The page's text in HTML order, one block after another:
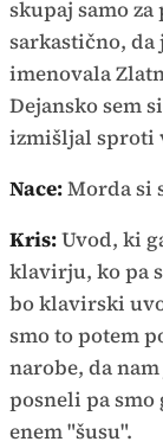
skupaj samo
sarkastično, da
imenovala
Dejansko sem
izmišljal sproti
Nace:Morda si
Kris:Uvod, ki
klavirju, ko pa
bo klavirski
smo to potem
narobe, da
posneli pa smo
enem "šusu".